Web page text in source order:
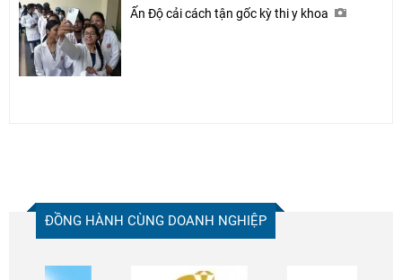
Ấn Độ cải cách tận gốc kỳ thi y khoa
ĐỒNG HÀNH CÙNG DOANH NGHIỆP